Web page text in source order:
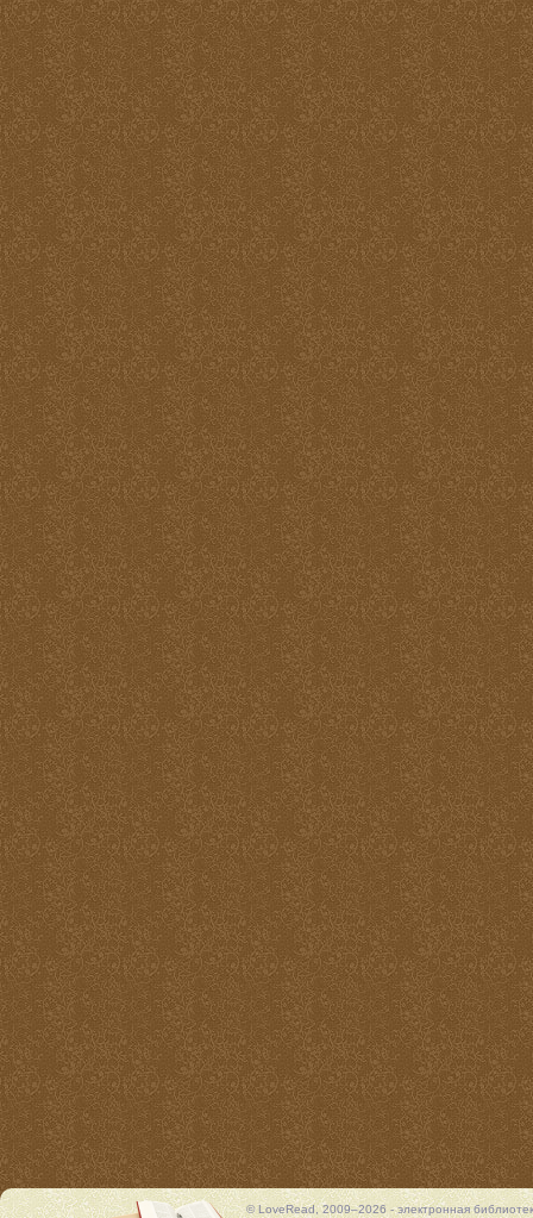
© LoveRead, 2009–2026 - электронная